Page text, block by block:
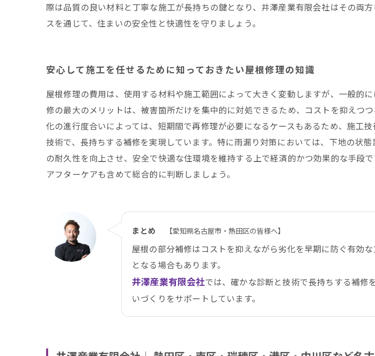
際は品質の良い材料と丁寧な施工が長持ちの鍵となり、井澤産業有限会社はその両
スを通じて、住まいの安全性と快適性を守りましょう。
安心して施工を任せるために知っておきたい屋根修理の知識
屋根修理の費用は、使用する材料や施工範囲によって大きく変動しますが、一般的
修の最大のメリットは、被害箇所だけを集中的に対処できるため、コストを抑えつ
化の進行度合いによっては、短期間で再修理が必要になるケースもあるため、施工
技術で、長持ちする補修を実現しています。特に雨漏り対策においては、下地の状
の耐久性を向上させ、安全で快適な住環境を維持する上で経済的かつ効果的な手段
アフターケアも含めて総合的に判断しましょう。
まとめ 【愛知県名古屋市・熱田区の皆様へ】
屋根の部分補修はコストを抑えながら劣化を早期に防ぐ有効
となる場合もあります。
井澤産業有限会社では、確かな診断と技術で長持ちする補修
いづくりをサポートしています。